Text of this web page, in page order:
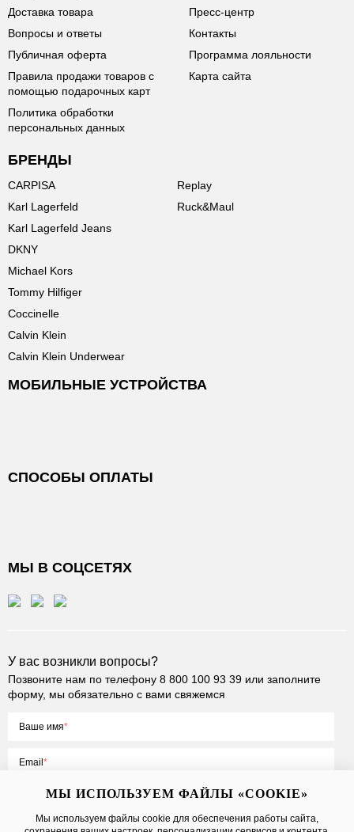
Доставка товара
Вопросы и ответы
Публичная оферта
Правила продажи товаров с
помощью подарочных карт
Политика обработки
персональных данных
Пресс-центр
Контакты
Программа лояльности
Карта сайта
БРЕНДЫ
CARPISA
Karl Lagerfeld
Karl Lagerfeld Jeans
DKNY
Michael Kors
Tommy Hilfiger
Coccinelle
Calvin Klein
Calvin Klein Underwear
Replay
Ruck&Maul
МОБИЛЬНЫЕ УСТРОЙСТВА
СПОСОБЫ ОПЛАТЫ
МЫ В СОЦСЕТЯХ
У вас возникли вопросы?
Позвоните нам по телефону 8 800 100 93 39 или заполните
форму, мы обязательно с вами свяжемся
Ваше имя
Email
МЫ ИСПОЛЬЗУЕМ ФАЙЛЫ «COOKIE»
Мы используем файлы cookie для обеспечения работы сайта,